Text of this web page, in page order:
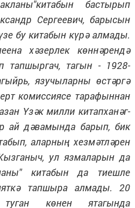
бастырып
Сергеевич, барысын
бу китабын күрә алмады.
хәзерлек көннәрендә
тапшыргач, тагын - 1928-
язучыларны өстәргә
комиссиясе тарафыннан
Үзәк милли китапханәг-
ай дәвамында барып, бик
аларның хезмәтләрен
ул язмаларын да
китабын да тиешле
тапшыра алмады. 20
көнен ятагында